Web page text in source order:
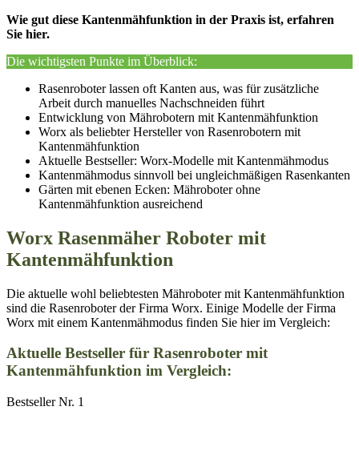
Wie gut diese Kantenmähfunktion in der Praxis ist, erfahren
Sie hier.
Die wichtigsten Punkte im Überblick:
Rasenroboter lassen oft Kanten aus, was für zusätzliche
Arbeit durch manuelles Nachschneiden führt
Entwicklung von Mährobotern mit Kantenmähfunktion
Worx als beliebter Hersteller von Rasenrobotern mit
Kantenmähfunktion
Aktuelle Bestseller: Worx-Modelle mit Kantenmähmodus
Kantenmähmodus sinnvoll bei ungleichmäßigen Rasenkanten
Gärten mit ebenen Ecken: Mähroboter ohne
Kantenmähfunktion ausreichend
Worx Rasenmäher Roboter mit
Kantenmähfunktion
Die aktuelle wohl beliebtesten Mähroboter mit Kantenmähfunktion
sind die Rasenroboter der Firma Worx. Einige Modelle der Firma
Worx mit einem Kantenmähmodus finden Sie hier im Vergleich:
Aktuelle Bestseller für Rasenroboter mit
Kantenmähfunktion im Vergleich:
Bestseller Nr. 1